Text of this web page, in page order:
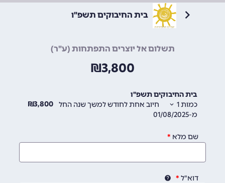
בית החיבוקים תשפ"ו
תשלום אל יוצרים התפתחות (ע"ר)
3,800
₪
בית החיבוקים תשפ"ו
כמות1 חיוב אחת לחודש למשך שנה החל
מ-01/08/2025
3,800
₪
שם מלא
דוא"ל